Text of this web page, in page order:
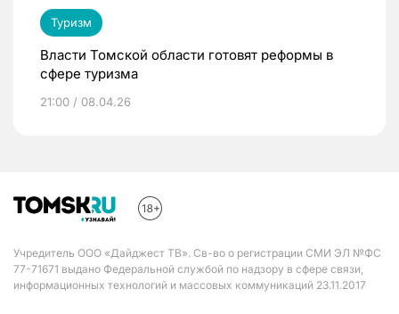
Туризм
Власти Томской области готовят реформы в
сфере туризма
21:00 / 08.04.26
Учредитель ООО «Дайджест ТВ». Св-во о регистрации СМИ ЭЛ №ФС
77-71671 выдано Федеральной службой по надзору в сфере связи,
информационных технологий и массовых коммуникаций 23.11.2017